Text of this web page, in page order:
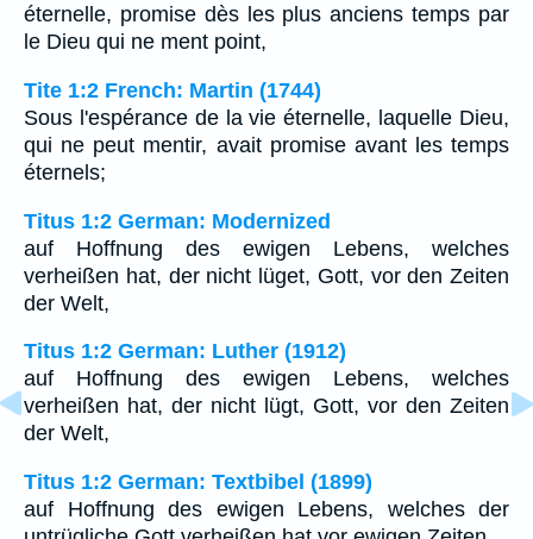
éternelle, promise dès les plus anciens temps par
le Dieu qui ne ment point,
Tite 1:2 French: Martin (1744)
Sous l'espérance de la vie éternelle, laquelle Dieu,
qui ne peut mentir, avait promise avant les temps
éternels;
Titus 1:2 German: Modernized
auf Hoffnung des ewigen Lebens, welches
verheißen hat, der nicht lüget, Gott, vor den Zeiten
der Welt,
Titus 1:2 German: Luther (1912)
auf Hoffnung des ewigen Lebens, welches
verheißen hat, der nicht lügt, Gott, vor den Zeiten
der Welt,
Titus 1:2 German: Textbibel (1899)
auf Hoffnung des ewigen Lebens, welches der